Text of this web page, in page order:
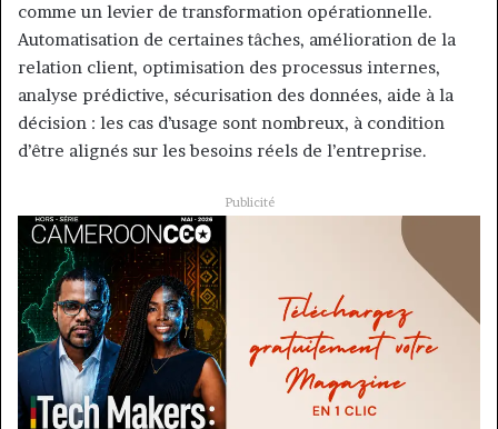
comme un levier de transformation opérationnelle.
Automatisation de certaines tâches, amélioration de la
relation client, optimisation des processus internes,
analyse prédictive, sécurisation des données, aide à la
décision : les cas d’usage sont nombreux, à condition
d’être alignés sur les besoins réels de l’entreprise.
Publicité